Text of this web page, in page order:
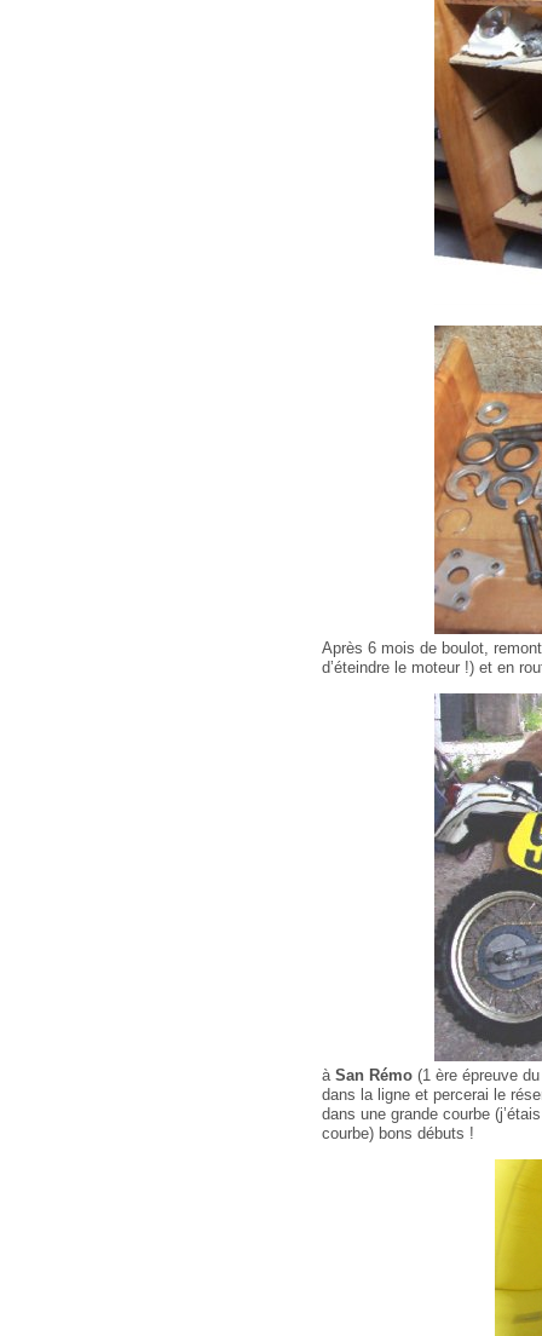
Après 6 mois de boulot,
d’éteindre le moteur !) et en
à San Rémo (1 ère épreuve
dans la ligne et percerai le
dans une grande courbe
courbe) bons débuts !